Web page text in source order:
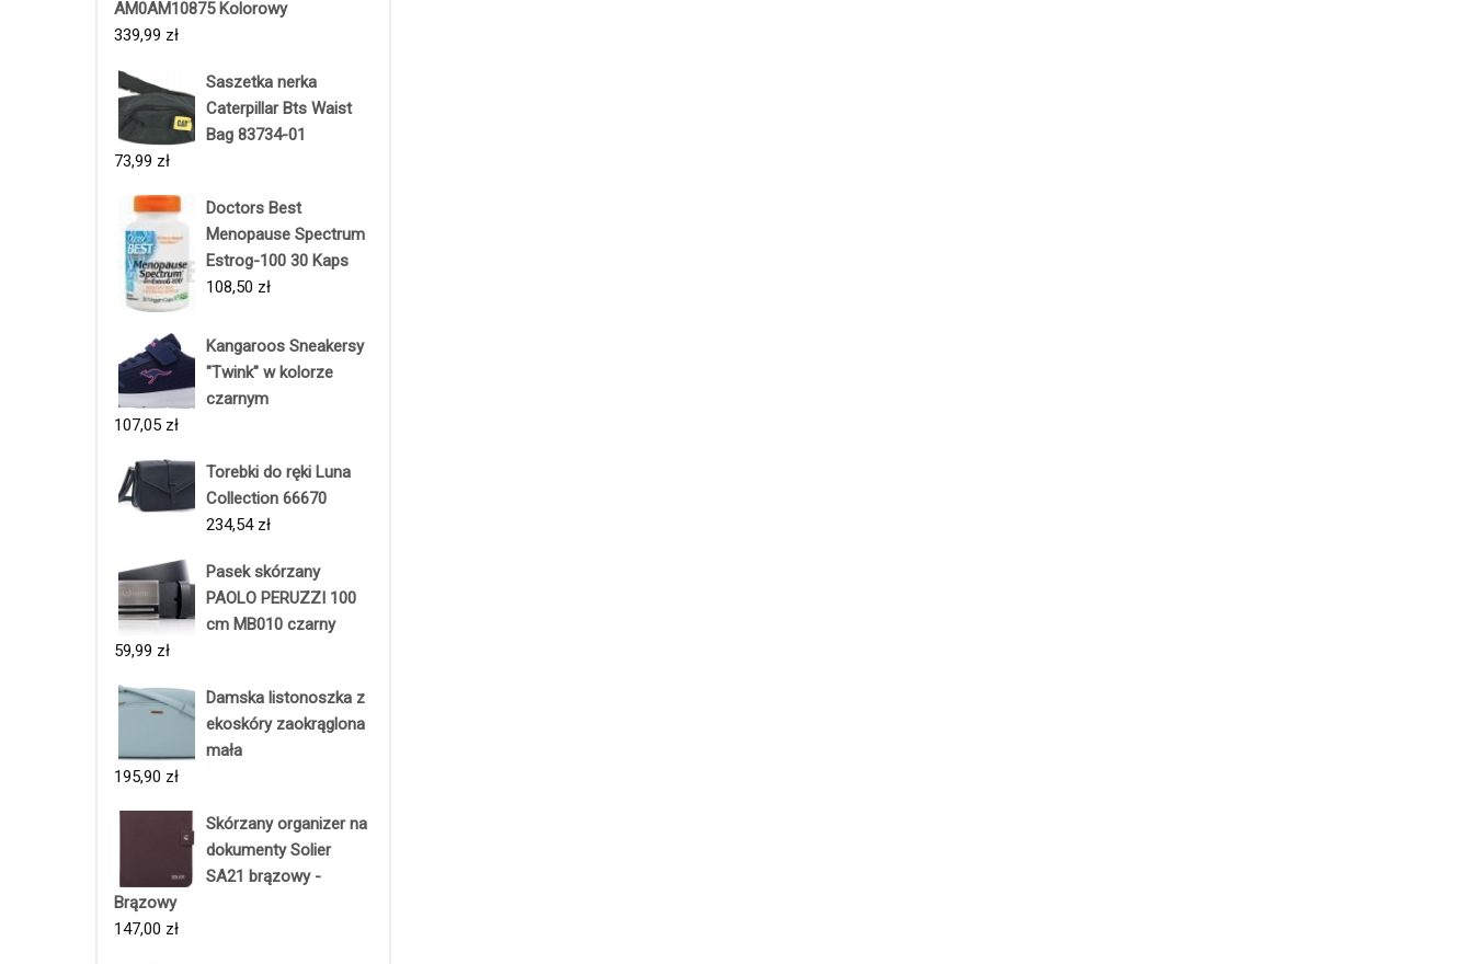
AM0AM10875 Kolorowy
339,99 zł
Saszetka nerka
Caterpillar Bts Waist
Bag 83734-01
73,99 zł
Doctors Best
Menopause Spectrum
Estrog-100 30 Kaps
108,50 zł
Kangaroos Sneakersy
"Twink" w kolorze
czarnym
107,05 zł
Torebki do ręki Luna
Collection 66670
234,54 zł
Pasek skórzany
PAOLO PERUZZI 100
cm MB010 czarny
59,99 zł
Damska listonoszka z
ekoskóry zaokrąglona
mała
195,90 zł
Skórzany organizer na
dokumenty Solier
SA21 brązowy -
Brązowy
147,00 zł